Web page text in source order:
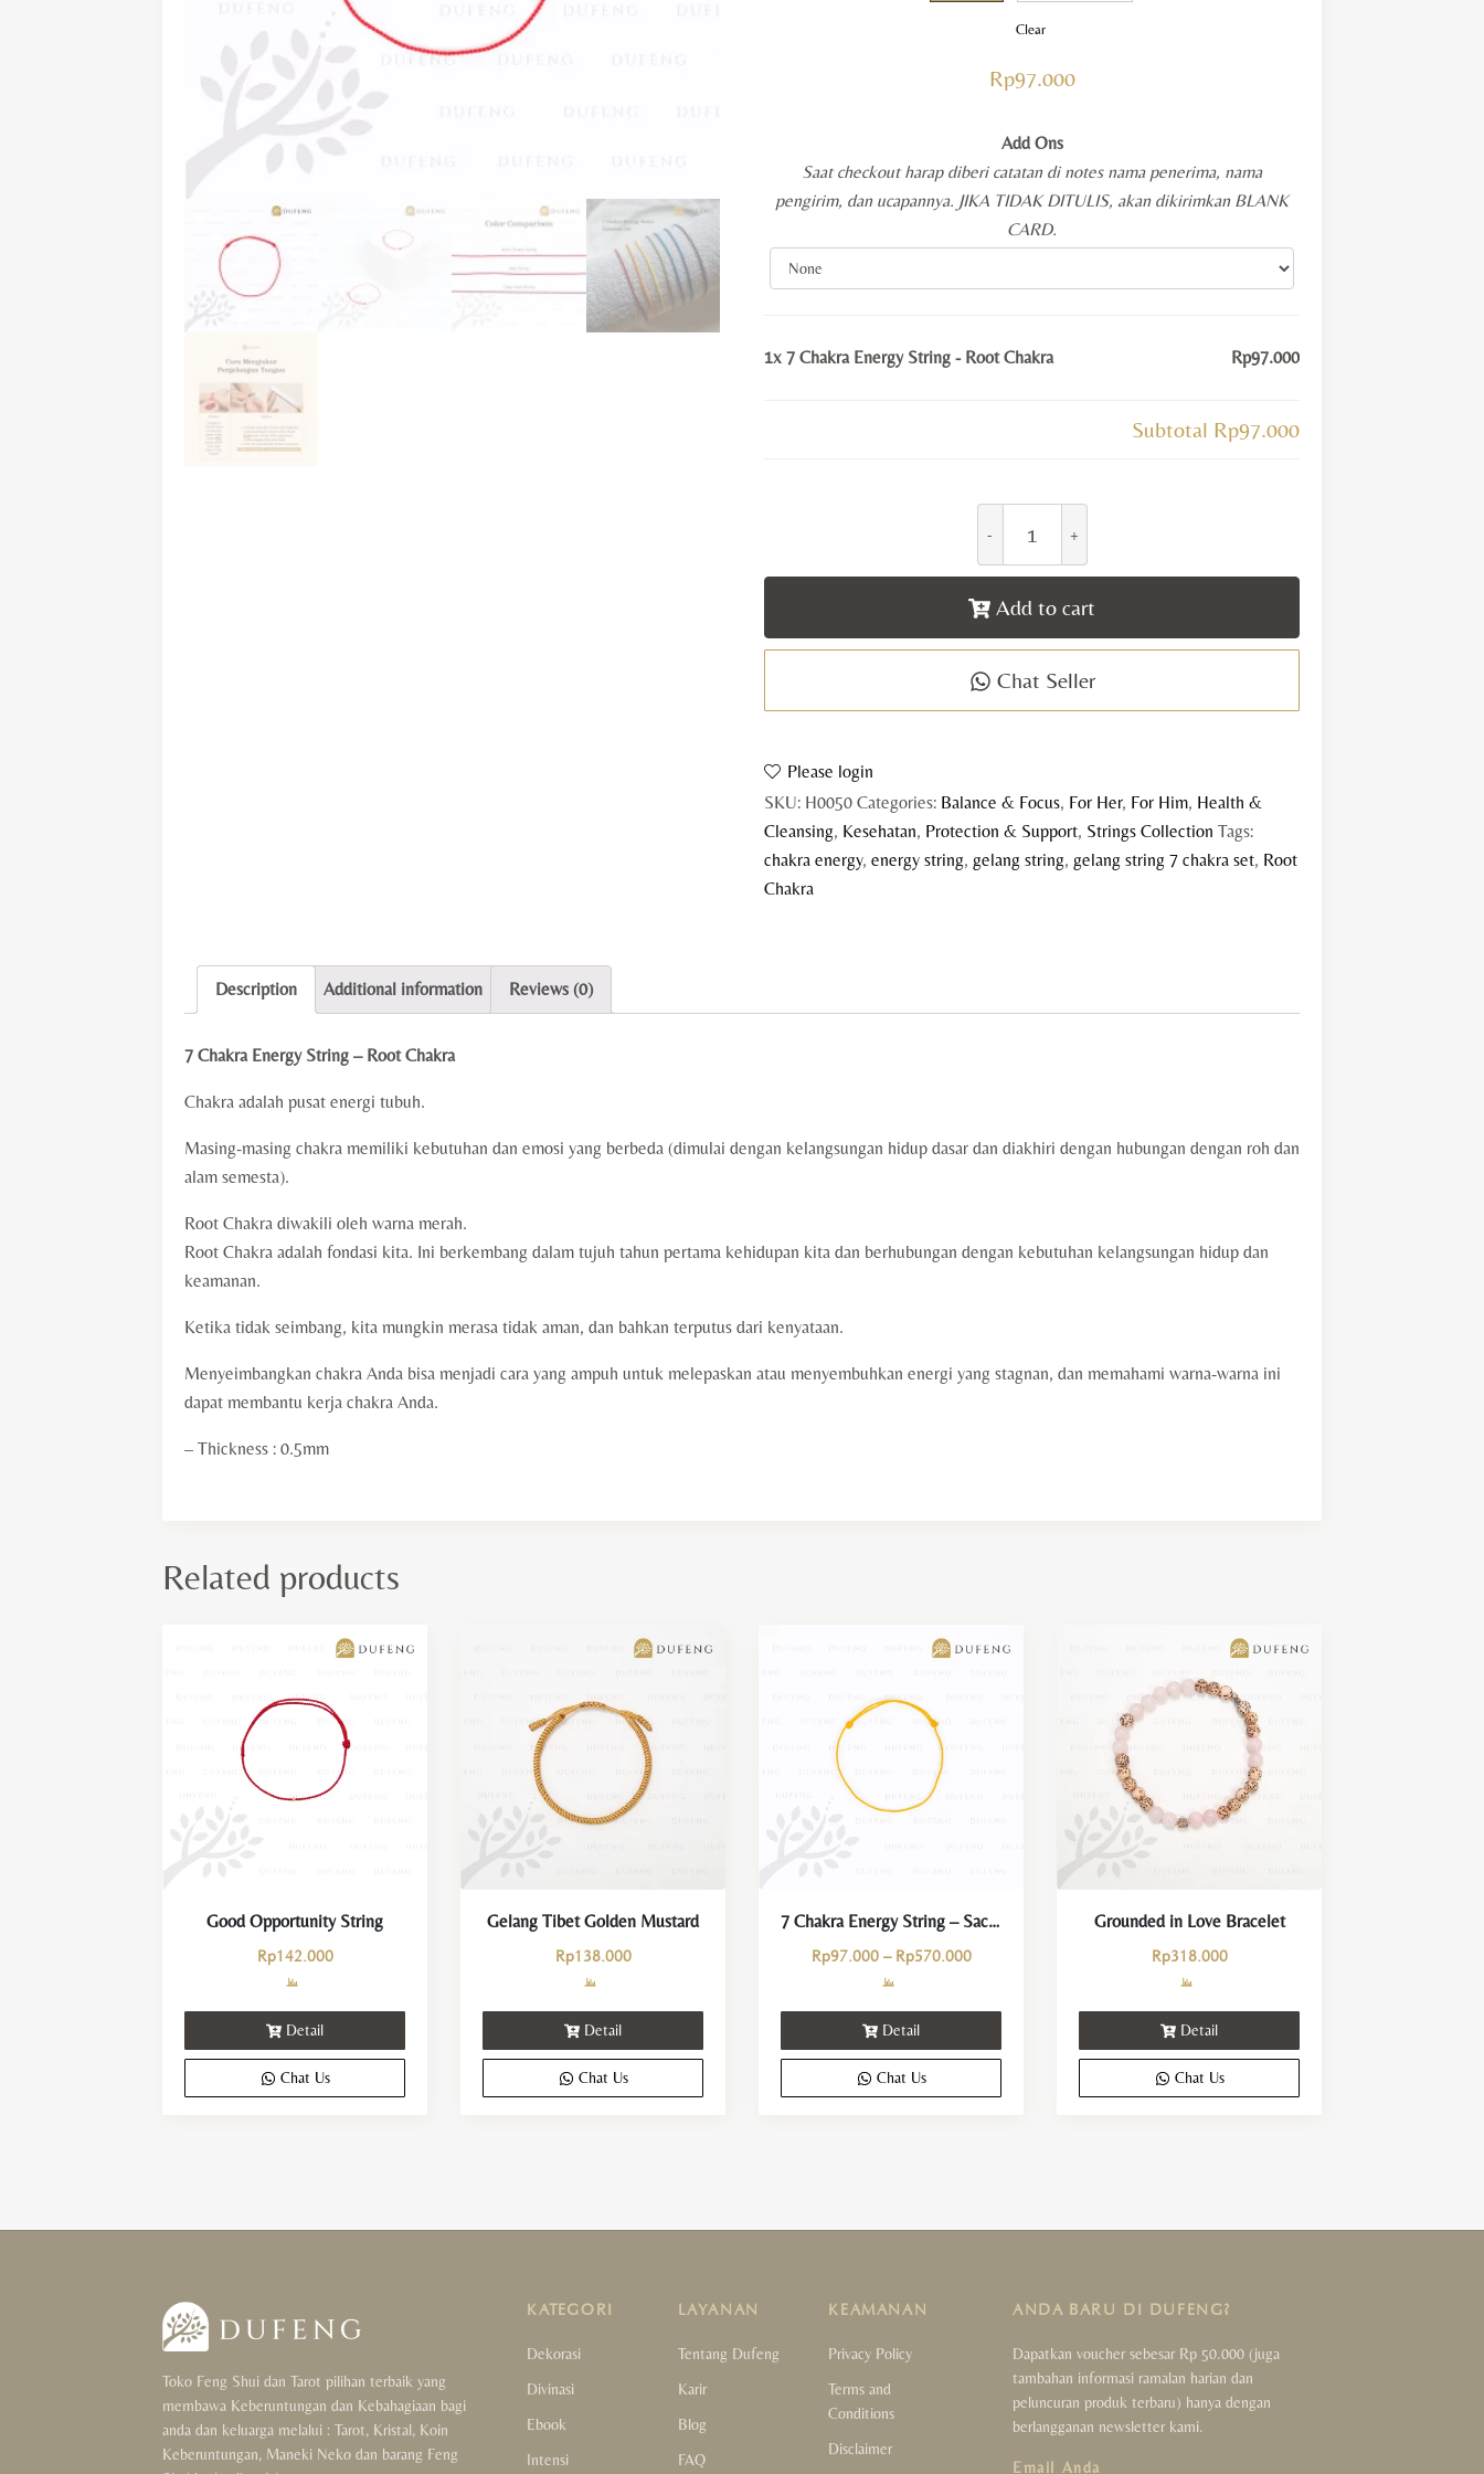
Clear
Rp97.000
Add Ons
Saat checkout harap diberi catatan di notes nama penerima, nama
pengirim, dan ucapannya. JIKA TIDAK DITULIS, akan dikirimkan BLANK
CARD.
1x7 Chakra Energy String - Root Chakra Rp97.000
Subtotal Rp97.000
Energy
String
Chakra
quantity
Add to cart
Chat Seller
Please login
SKU: H0050 Categories: Balance & Focus, For Her, For Him, Health &
Cleansing, Kesehatan, Protection & Support, Strings Collection Tags:
chakra energy,energy string, gelang string, gelang string 7 chakra set, Root
Chakra
Description Additional information Reviews (0)
7 Chakra Energy String – Root Chakra
Chakra adalah pusat energi tubuh.
Masing-masing chakra memiliki kebutuhan dan emosi yang berbeda (dimulai dengan kelangsungan hidup dasar dan diakhiri dengan hubungan dengan roh dan
alam semesta).
Root Chakra diwakili oleh warna merah.
Root Chakra adalah fondasi kita. Ini berkembang dalam tujuh tahun pertama kehidupan kita dan berhubungan dengan kebutuhan kelangsungan hidup dan
keamanan.
Ketika tidak seimbang, kita mungkin merasa tidak aman, dan bahkan terputus dari kenyataan.
Menyeimbangkan chakra Anda bisa menjadi cara yang ampuh untuk melepaskan atau menyembuhkan energi yang stagnan, dan memahami warna-warna ini
dapat membantu kerja chakra Anda.
– Thickness : 0.5mm
Related products
Good Opportunity String
Rp142.000
Detail
Chat Us
Gelang Tibet Golden Mustard
Rp138.000
Detail
Chat Us
7 Chakra Energy String – Sacral Chakra
Rp97.000 – Rp570.000Price
Rp570.000
Detail
Chat Us
Grounded in Love Bracelet
Rp318.000
Detail
Chat Us
Toko Feng Shui dan Tarot pilihan terbaik yang
membawa Keberuntungan dan Kebahagiaan bagi
anda dan keluarga melalui : Tarot, Kristal, Koin
Keberuntungan, Maneki Neko dan barang Feng
KATEGORI
Dekorasi
Divinasi
Ebook
Intensi
LAYANAN
Tentang Dufeng
Karir
Blog
FAQ
KEAMANAN
Privacy Policy
Terms and
Conditions
Disclaimer
ANDA BARU DI DUFENG?
Dapatkan voucher sebesar Rp 50.000 (juga
tambahan informasi ramalan harian dan
peluncuran produk terbaru) hanya dengan
berlangganan newsletter kami.
Email Anda